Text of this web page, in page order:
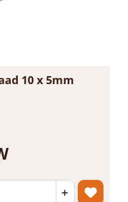
10 x 5mm
+